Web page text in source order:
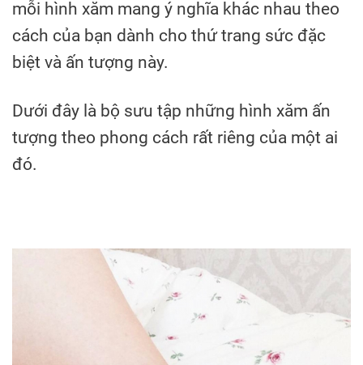
mỗi hình xăm mang ý nghĩa khác nhau theo
cách của bạn dành cho thứ trang sức đặc
biệt và ấn tượng này.
Dưới đây là bộ sưu tập những hình xăm ấn
tượng theo phong cách rất riêng của một ai
đó.